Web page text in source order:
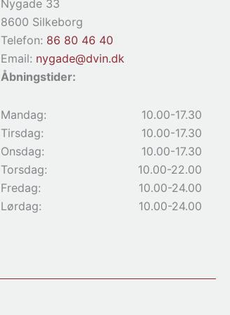
Nygade 33
8600 Silkeborg
Telefon: 86 80 46 40
Email: nygade@dvin.dk
Åbningstider:
Mandag:
10.00-17.30
Tirsdag:
10.00-17.30
Onsdag:
10.00-17.30
Torsdag:
10.00-22.00
Fredag:
10.00-24.00
Lørdag:
10.00-24.00